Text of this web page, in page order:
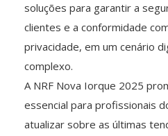
soluções para garantir a
clientes e a conformidade
privacidade, em um cenário
complexo.
A NRF Nova Iorque 2025
essencial para profissionais
atualizar sobre as últimas